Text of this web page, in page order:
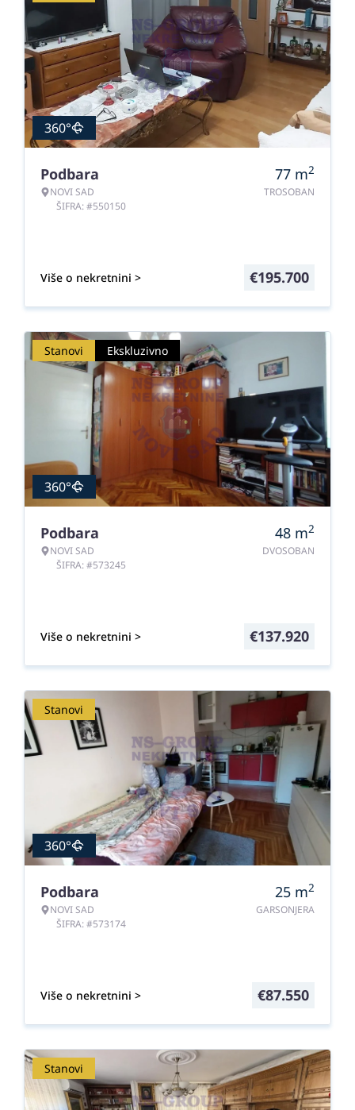
360°
Podbara
NOVI SAD
ŠIFRA: #550150
77 m2
TROSOBAN
Više o nekretnini > €195.700
Stanovi Ekskluzivno
360°
Podbara
NOVI SAD
ŠIFRA: #573245
48 m2
DVOSOBAN
Više o nekretnini > €137.920
Stanovi
360°
Podbara
NOVI SAD
ŠIFRA: #573174
25 m2
GARSONJERA
Više o nekretnini > €87.550
Stanovi